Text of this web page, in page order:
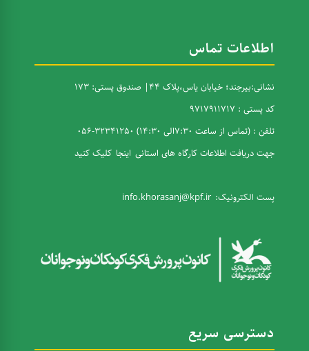
اطلاعات تماس
نشانی:بیرجند؛ خیابان یاس،پلاک 44| صندوق پستی: 173
کد پستی : 9717911717
تلفن : (تماس از ساعت 7:30الی 14:30) 32341250-056
جهت دریافت اطلاعات کارگاه های استانی اینجا کلیک کنید
پست الکترونیک: info.khorasanj@kpf.ir
دسترسی سریع